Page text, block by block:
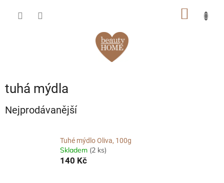
tuhá mýdla
Nejprodávanější
Tuhé mýdlo Oliva, 100g
Skladem (2 ks)
140 Kč